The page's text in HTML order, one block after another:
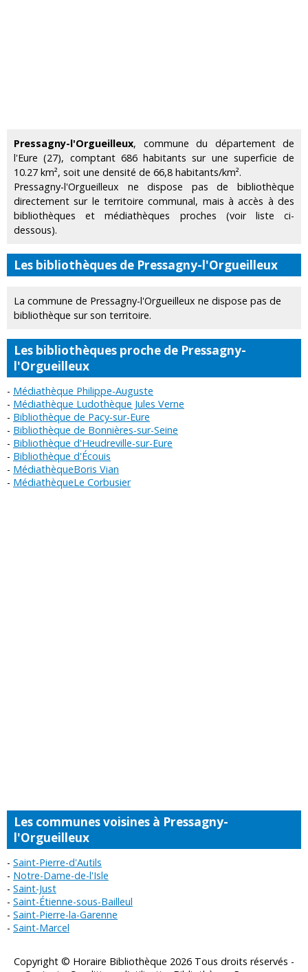
Pressagny-l'Orgueilleux, commune du département de
l'Eure (27), comptant 686 habitants sur une superficie de
10.27 km², soit une densité de 66,8 habitants/km².
Pressagny-l'Orgueilleux ne dispose pas de bibliothèque
directement sur le territoire communal, mais à accès à des
bibliothèques et médiathèques proches (voir liste ci-
dessous).
Les bibliothèques de Pressagny-l'Orgueilleux
La commune de Pressagny-l'Orgueilleux ne dispose pas de
bibliothèque sur son territoire.
Les bibliothèques proche de Pressagny-
l'Orgueilleux
Médiathèque Philippe-Auguste
Médiathèque Ludothèque Jules Verne
Bibliothèque de Pacy-sur-Eure
Bibliothèque de Bonnières-sur-Seine
Bibliothèque d'Heudreville-sur-Eure
Bibliothèque d'Écouis
MédiathèqueBoris Vian
MédiathèqueLe Corbusier
Les communes voisines à Pressagny-
l'Orgueilleux
Saint-Pierre-d'Autils
Notre-Dame-de-l'Isle
Saint-Just
Saint-Étienne-sous-Bailleul
Saint-Pierre-la-Garenne
Saint-Marcel
Copyright © Horaire Bibliothèque 2026 Tous droits réservés -